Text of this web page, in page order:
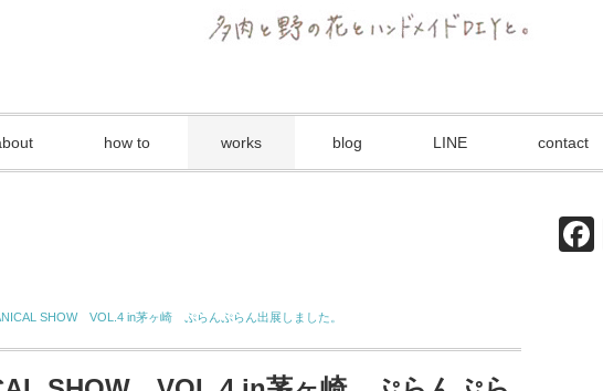
how to works blog LINE contact
SHOW VOL.4 in茅ヶ崎 ぷらんぷらん出展しました。